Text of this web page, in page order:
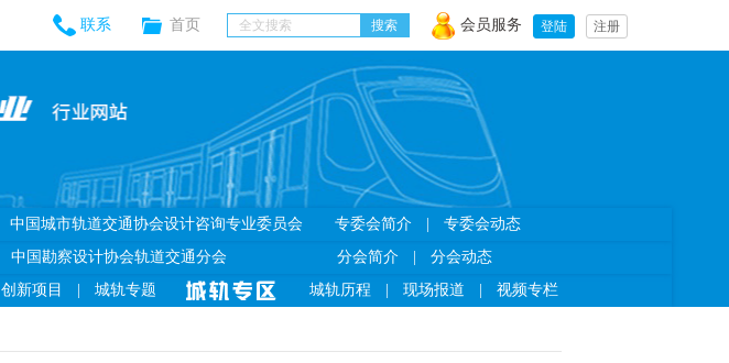
联系 首页 会员服务 登陆 注册
创新项目 城轨专题 城轨历程 现场报道 视频专栏
中国勘察设计协会轨道交通分会 分会简介 分会动态
中国城市轨道交通协会设计咨询专业委员会 专委会简介 专委会动态